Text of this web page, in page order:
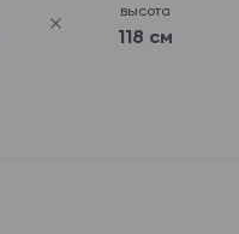
высота
118 см